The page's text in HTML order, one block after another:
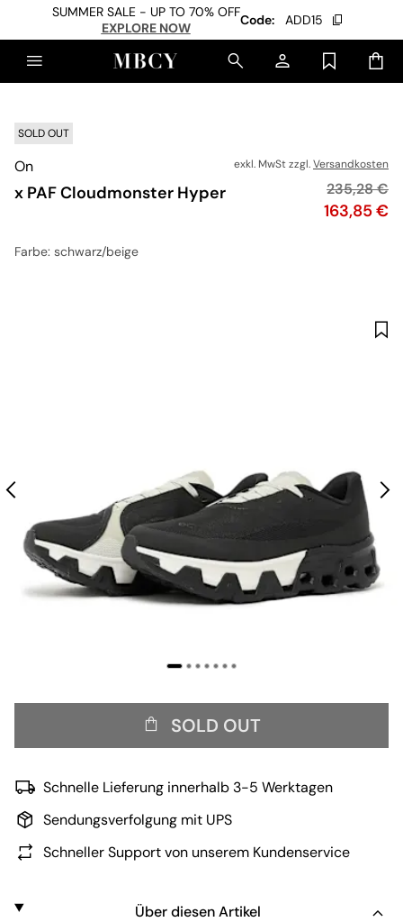
SUMMER SALE - UP TO 70% OFF
EXPLORE NOW
Code: ADD15
SOLD OUT
On
x PAF Cloudmonster Hyper
exkl. MwSt zzgl.Versandkosten
Preis
163,85 €
235,28 €
Farbe: schwarz/beige
SOLD OUT
Schnelle Lieferung innerhalb 3-5 Werktagen
Sendungsverfolgung mit UPS
Schneller Support von unserem Kundenservice
Über diesen Artikel